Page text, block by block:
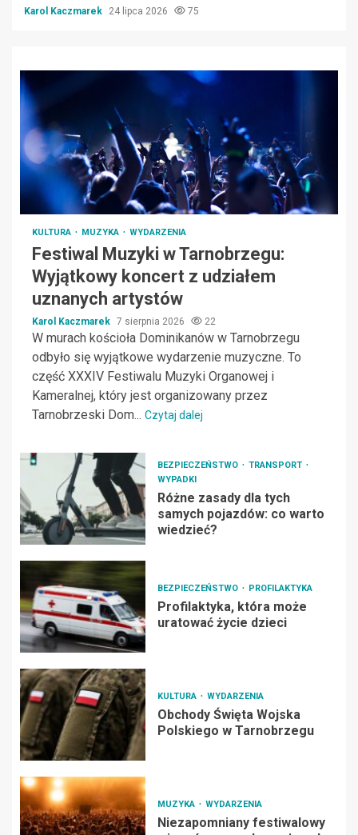
Karol Kaczmarek 24 lipca 2026 75
KULTURA MUZYKA WYDARZENIA
Festiwal Muzyki w Tarnobrzegu:
Wyjątkowy koncert z udziałem
uznanych artystów
Karol Kaczmarek 7 sierpnia 2026 22
W murach kościoła Dominikanów w Tarnobrzegu
odbyło się wyjątkowe wydarzenie muzyczne. To
część XXXIV Festiwalu Muzyki Organowej i
Kameralnej, który jest organizowany przez
Tarnobrzeski Dom... Czytaj dalej
BEZPIECZEŃSTWO
TRANSPORT
WYPADKI
Różne zasady dla tych
samych pojazdów: co warto
wiedzieć?
BEZPIECZEŃSTWO PROFILAKTYKA
Profilaktyka, która może
uratować życie dzieci
KULTURA WYDARZENIA
Obchody Święta Wojska
Polskiego w Tarnobrzegu
MUZYKA WYDARZENIA
Niezapomniany festiwalowy